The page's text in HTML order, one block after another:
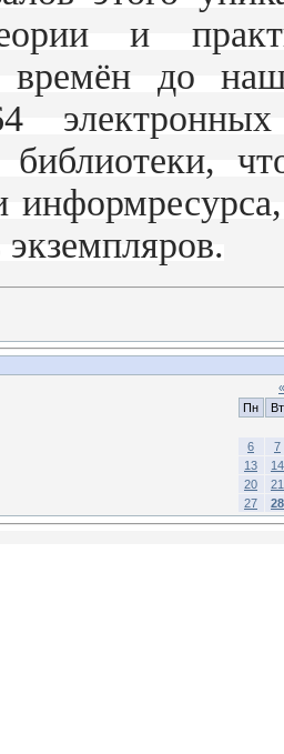
и
времён до
библиотеки,
«
Пн
Вт
6
7
13
14
20
21
27
28